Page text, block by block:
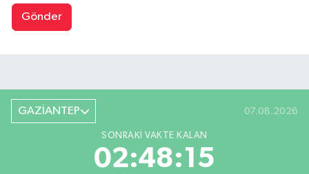
Gönder
GAZİANTEP 07.08.2026
SONRAKI VAKTE KALAN
02:48:15